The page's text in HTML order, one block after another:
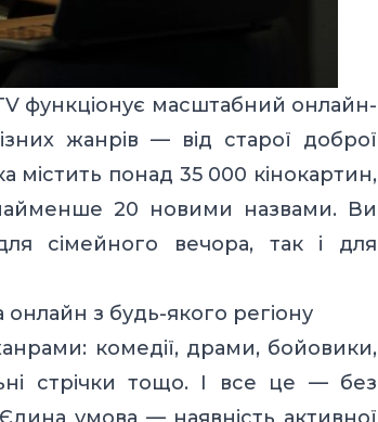
функціонує масштабний онлайн-
жанрів — від старої доброї
містить понад 35 000 кінокартин,
20 новими назвами. Ви
сімейного вечора, так і для
з будь-якого регіону
комедії, драми, бойовики,
стрічки тощо. І все це — без